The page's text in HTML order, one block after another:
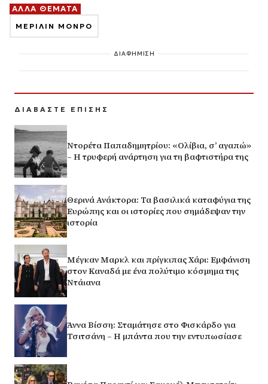
ΑΛΛΑ ΘΕΜΑΤΑ
ΜΕΡΙΛΙΝ ΜΟΝΡΟ
ΔΙΑΦΗΜΙΣΗ
ΔΙΑΒΑΣΤΕ ΕΠΙΣΗΣ
Ντορέτα Παπαδημητρίου: «Ολίβια, σ’ αγαπώ»
– Η τρυφερή ανάρτηση για τη βαφτιστήρα της
Θερινά Ανάκτορα: Τα βασιλικά καταφύγια της
Ευρώπης και οι ιστορίες που σημάδεψαν την
ιστορία
Μέγκαν Μαρκλ και πρίγκιπας Χάρι: Εμφάνιση
στον Καναδά με ένα πολύτιμο κόσμημα της
Ντάιανα
Άννα Βίσση: Σταμάτησε στο Φισκάρδο για
Τσιτσάνη – Η μπάντα που την εντυπωσίασε